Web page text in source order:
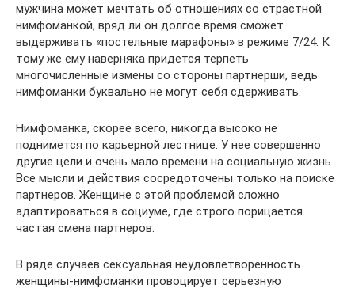
мужчина может мечтать об отношениях со страстной
нимфоманкой, вряд ли он долгое время сможет
выдерживать «постельные марафоны» в режиме 7/24. К
тому же ему наверняка придется терпеть
многочисленные измены со стороны партнерши, ведь
нимфоманки буквально не могут себя сдерживать.
Нимфоманка, скорее всего, никогда высоко не
поднимется по карьерной лестнице. У нее совершенно
другие цели и очень мало времени на социальную жизнь.
Все мысли и действия сосредоточены только на поиске
партнеров. Женщине с этой проблемой сложно
адаптироваться в социуме, где строго порицается
частая смена партнеров.
В ряде случаев сексуальная неудовлетворенность
женщины-нимфоманки провоцирует серьезную